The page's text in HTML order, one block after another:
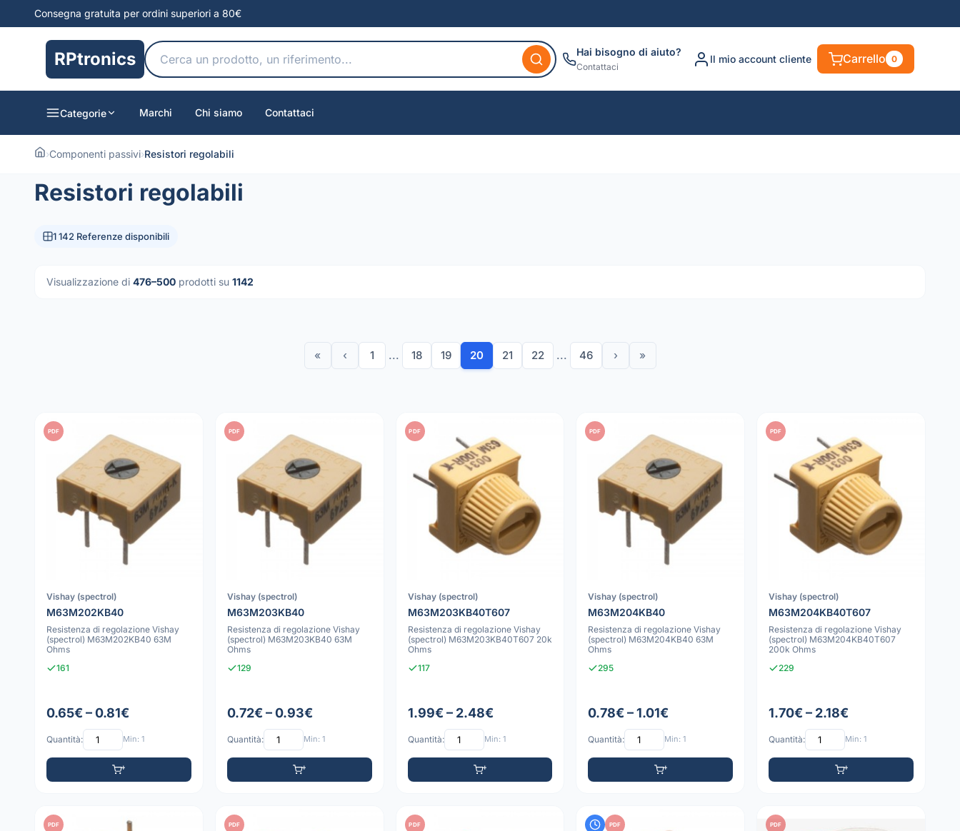
Consegna gratuita per ordini superiori a 80€
RPtronics Hai bisogno di aiuto?
Contattaci
Il mio account cliente Carrello 0
Categorie Marchi Chi siamo Contattaci
›Componenti passivi›Resistori regolabili
Resistori regolabili
1 142 Referenze disponibili
Visualizzazione di 476–500 prodotti su 1142
« ‹ 1 ... 18 19 20 21 22 ... 46 › »
PDF
Vishay (spectrol)
M63M202KB40
Resistenza di regolazione Vishay
(spectrol) M63M202KB40 63M
Ohms
161
0.65€ – 0.81€
Quantità: Min: 1
PDF
Vishay (spectrol)
M63M203KB40
Resistenza di regolazione Vishay
(spectrol) M63M203KB40 63M
Ohms
129
0.72€ – 0.93€
Quantità: Min: 1
PDF
Vishay (spectrol)
M63M203KB40T607
Resistenza di regolazione Vishay
(spectrol) M63M203KB40T607 20k
Ohms
117
1.99€ – 2.48€
Quantità: Min: 1
PDF
Vishay (spectrol)
M63M204KB40
Resistenza di regolazione Vishay
(spectrol) M63M204KB40 63M
Ohms
295
0.78€ – 1.01€
Quantità: Min: 1
PDF
Vishay (spectrol)
M63M204KB40T607
Resistenza di regolazione Vishay
(spectrol) M63M204KB40T607
200k Ohms
229
1.70€ – 2.18€
Quantità: Min: 1
PDF PDF PDF PDF PDF